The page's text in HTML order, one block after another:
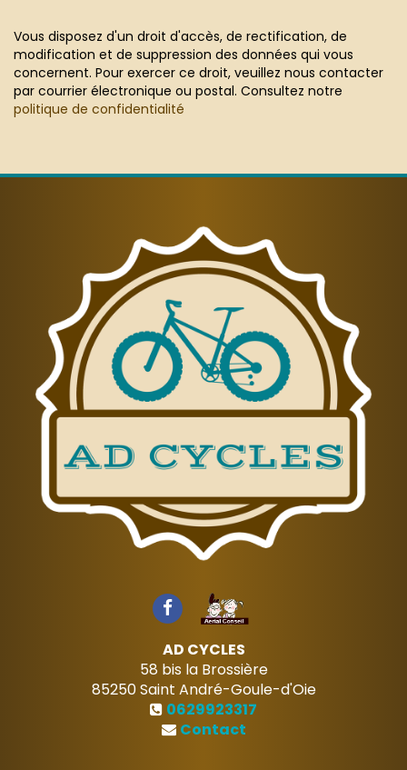
Vous disposez d'un droit d'accès, de rectification, de
modification et de suppression des données qui vous
concernent. Pour exercer ce droit, veuillez nous contacter
par courrier électronique ou postal. Consultez notre
politique de confidentialité
AD CYCLES
58 bis la Brossière
85250Saint André-Goule-d'Oie
0629923317
Contact